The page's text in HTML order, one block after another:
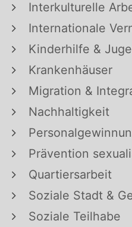
Interkulturelle
Internationale
Kinderhilfe &
Krankenhäuser
Migration &
Nachhaltigkeit
Prävention
Quartiersarbeit
Soziale Stadt &
Soziale Teilhabe